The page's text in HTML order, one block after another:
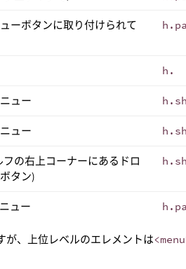
ーボタンに取り付けられて
h.
ュー
ュー
の右上コーナーにあるドロ
タン)
ュー
が、上位レベルのエレメントは